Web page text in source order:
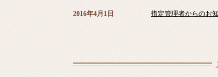
2016年4月1日 指定管理者からのお